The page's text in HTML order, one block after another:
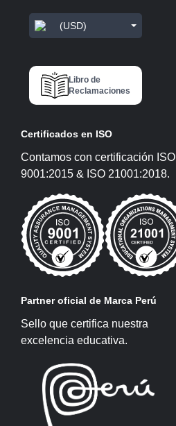
(USD)
Libro de
Reclamaciones
Certificados en ISO
Contamos con certificación ISO
9001:2015 & ISO 21001:2018.
Partner oficial de Marca Perú
Sello que certifica nuestra
excelencia educativa.